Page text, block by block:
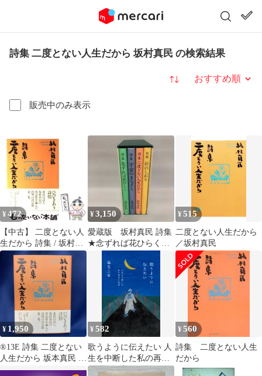
詩集 二度とない人生だから 坂村真民 の検索結果
販売中のみ表示
並び替え
¥ 472
【中古】 二度とない人
生だから 詩集 / 坂村真
民 / サンマーク出版
¥3,150
愛蔵版 坂村真民 詩集
★念ずれば花ひらく
¥515
二度とない人生だから
／坂村真民
¥ 1,950
®️13E 詩集 二度とない
人生だから 坂本真民 サ
ンマーク出版
¥582
歌うように伝えたい 人
生を中断した私の再生
と希望/角川春樹事務所/
¥560
詩集 二度とない人生
だから